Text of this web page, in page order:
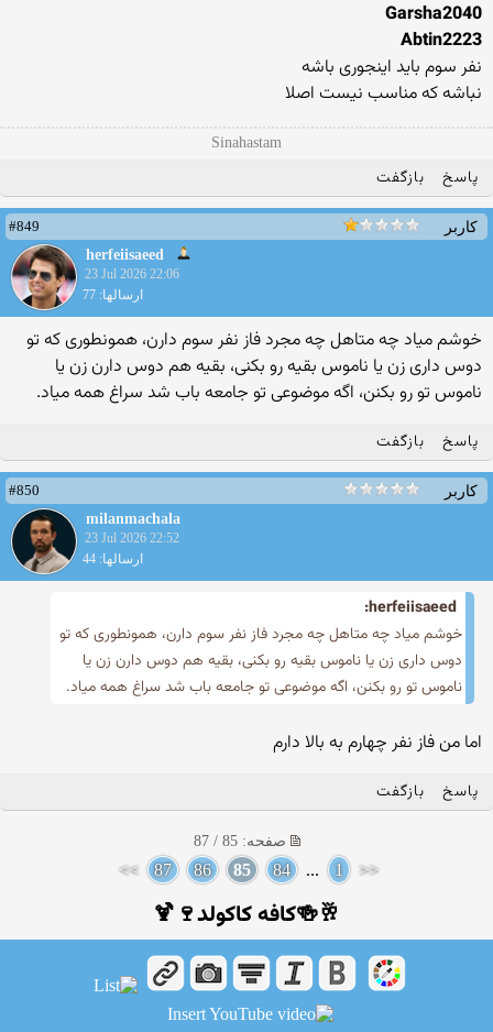
Garsha2040
Abtin2223
نفر سوم باید اینجوری باشه
نباشه که مناسب نیست اصلا
Sinahastam
پاسخ بازگفت
کاربر
#849
herfeiisaeed
23 Jul 2026 22:06
ارسالها: 77
خوشم میاد چه متاهل چه مجرد فاز نفر سوم دارن، همونطوری که تو
دوس داری زن یا ناموس بقیه رو بکنی، بقیه هم دوس دارن زن یا
ناموس تو رو بکنن، اگه موضوعی تو جامعه باب شد سراغ همه میاد.
پاسخ بازگفت
کاربر
#850
milanmachala
23 Jul 2026 22:52
ارسالها: 44
herfeiisaeed:
خوشم میاد چه متاهل چه مجرد فاز نفر سوم دارن، همونطوری که تو
دوس داری زن یا ناموس بقیه رو بکنی، بقیه هم دوس دارن زن یا
ناموس تو رو بکنن، اگه موضوعی تو جامعه باب شد سراغ همه میاد.
اما من فاز نفر چهارم به بالا دارم
پاسخ بازگفت
صفحه: 85 / 87
<<
1
...
84
85
86
87
>>
🥂🍻کافه کاکولد🍷🍹